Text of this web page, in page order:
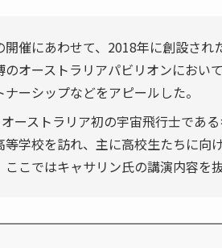
催にあわせて、2018年に創設され
のオーストラリアパビリオンにおい
ーシップなどをアピールした。
ーストラリア初の宇宙飛行士であ
学校を訪れ、主に高校生たちに向
こではキャサリン氏の講演内容を